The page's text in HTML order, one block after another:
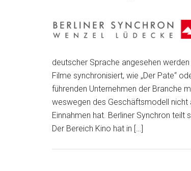
deutscher Sprache angesehen
Filme synchronisiert, wie „Der Pate“
führenden Unternehmen der Branche
weswegen des Geschäftsmodell nicht
Einnahmen hat. Berliner Synchron teilt
Der Bereich Kino hat in […]